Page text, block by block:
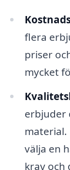
flera
priser
mycket
erbjuder
material.
välja en
krav och